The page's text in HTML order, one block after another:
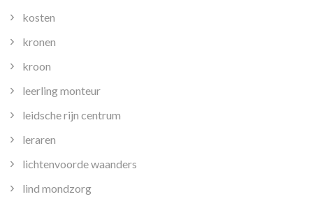
kosten
kronen
kroon
leerling monteur
leidsche rijn centrum
leraren
lichtenvoorde waanders
lind mondzorg